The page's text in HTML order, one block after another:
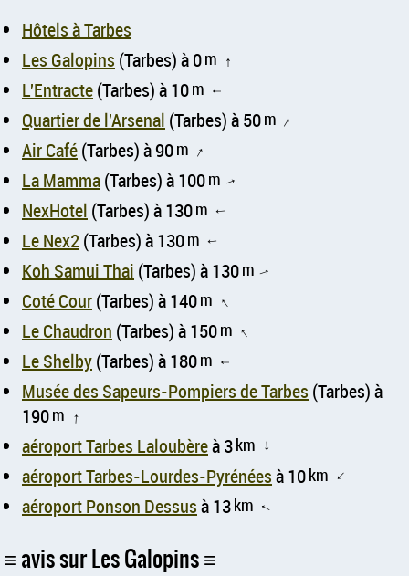
Hôtels à Tarbes
Les Galopins (Tarbes) à 0m ↑
L'Entracte(Tarbes) à 10m ↑
Quartier de l'Arsenal (Tarbes) à 50m ↑
Air Café(Tarbes) à 90m ↑
La Mamma(Tarbes) à 100m ↑
NexHotel (Tarbes) à 130m ↑
Le Nex2(Tarbes) à 130m ↑
Koh Samui Thai (Tarbes) à 130m ↑
Coté Cour(Tarbes) à 140m ↑
Le Chaudron (Tarbes) à 150m ↑
Le Shelby(Tarbes) à 180m ↑
Musée des Sapeurs-Pompiers de Tarbes (Tarbes) à
190m ↑
aéroport Tarbes Laloubèreà 3km ↑
aéroport Tarbes-Lourdes-Pyrénéesà 10km ↑
aéroport Ponson Dessusà 13km ↑
avis sur Les Galopins